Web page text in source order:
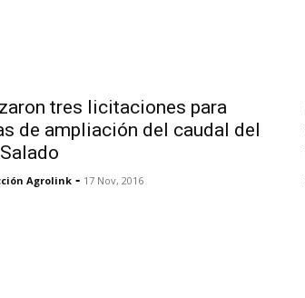
tres licitaciones para
de ampliación del caudal del
Agrolink - 17 Nov, 2016